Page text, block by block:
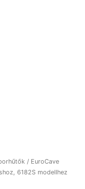
/ EuroCave
6182S modellhez